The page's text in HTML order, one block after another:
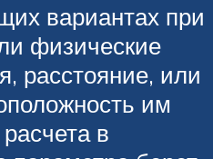
вариантах при
физические
расстояние, или
им
в